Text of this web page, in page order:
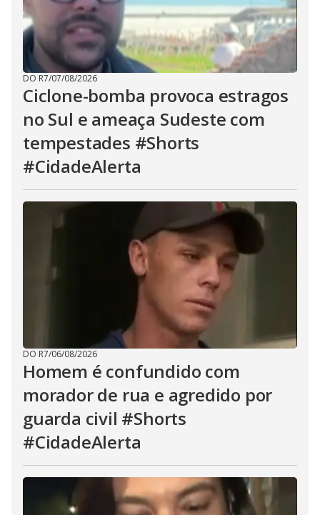
DO R7/07/08/2026
Ciclone-bomba provoca estragos
no Sul e ameaça Sudeste com
tempestades #Shorts
#CidadeAlerta
DO R7/06/08/2026
Homem é confundido com
morador de rua e agredido por
guarda civil #Shorts
#CidadeAlerta